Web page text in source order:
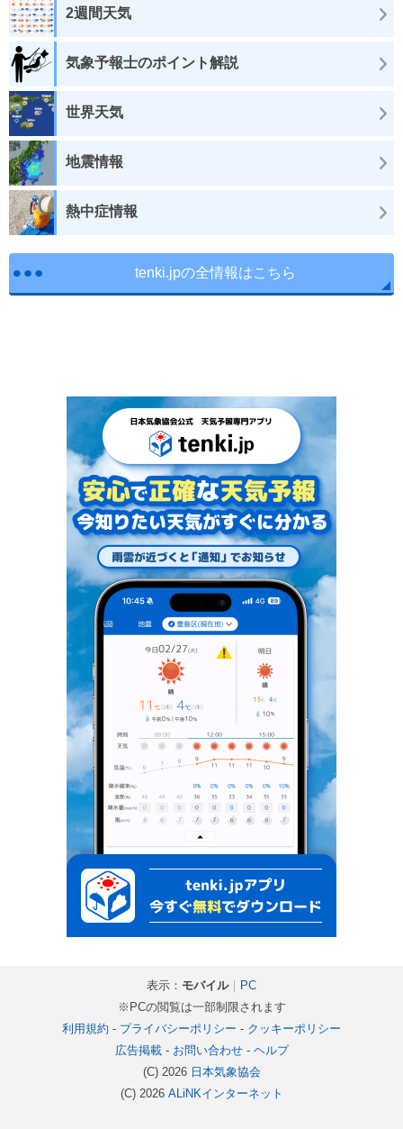
2週間天気
気象予報士のポイント解説
世界天気
地震情報
熱中症情報
tenki.jpの全情報はこちら
表示： モバイル｜ PC
※PCの閲覧は一部制限されます
利用規約 - プライバシーポリシー - クッキーポリシー
広告掲載- お問い合わせ- ヘルプ
(C) 2026 日本気象協会
(C) 2026 ALiNKインターネット